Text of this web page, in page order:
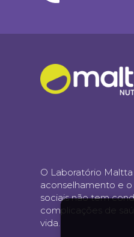
O Laboratório
aconselhamento e
sociais não tem
complicações de
vida.